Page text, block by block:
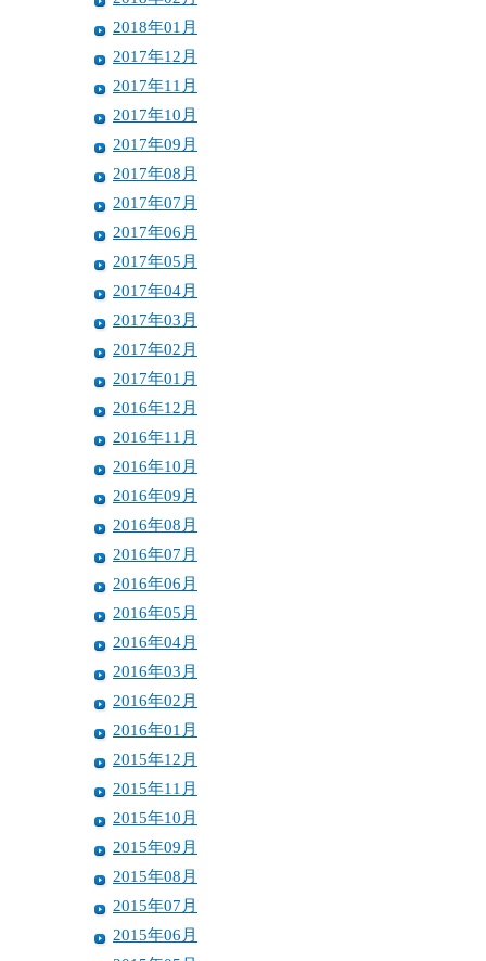
2018年01月
2017年12月
2017年11月
2017年10月
2017年09月
2017年08月
2017年07月
2017年06月
2017年05月
2017年04月
2017年03月
2017年02月
2017年01月
2016年12月
2016年11月
2016年10月
2016年09月
2016年08月
2016年07月
2016年06月
2016年05月
2016年04月
2016年03月
2016年02月
2016年01月
2015年12月
2015年11月
2015年10月
2015年09月
2015年08月
2015年07月
2015年06月